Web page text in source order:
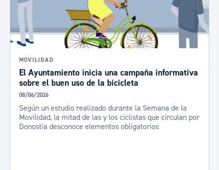
MOVILIDAD
El Ayuntamiento inicia una campaña informativa
sobre el buen uso de la bicicleta
08/06/2026
Según un estudio realizado durante la Semana de la
Movilidad, la mitad de las y los ciclistas que circulan por
Donostia desconoce elementos obligatorios